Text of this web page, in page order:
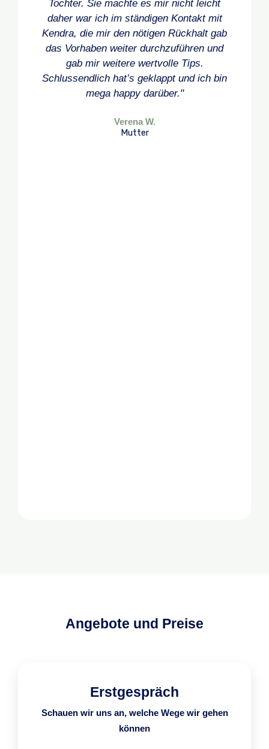
Tochter. Sie machte es mir nicht leicht
daher war ich im ständigen Kontakt mit
Kendra, die mir den nötigen Rückhalt gab
das Vorhaben weiter durchzuführen und
gab mir weitere wertvolle Tips.
Schlussendlich hat’s geklappt und ich bin
mega happy darüber."
Verena W.
Mutter
Angebote und Preise
Erstgespräch
Schauen wir uns an, welche Wege wir gehen
können